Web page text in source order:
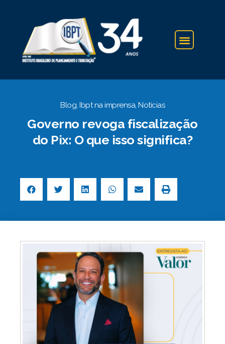
Blog, Ibpt na imprensa, Notícias
Governo revoga fiscalização
do Pix: O que isso significa?